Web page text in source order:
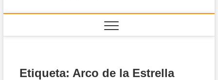
Etiqueta: Arco de la Estrella